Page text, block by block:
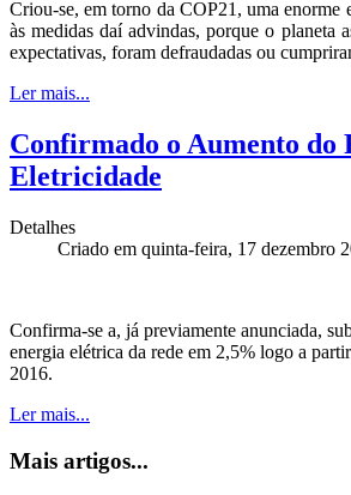
Criou-se, em torno da COP21, uma enorme
às medidas daí advindas, porque o planeta
expectativas, foram defraudadas ou
Ler mais...
Confirmado o Aumento do
Eletricidade
Detalhes
Criado em quinta-feira, 17 dezembro
Confirma-se a, já previamente anunciada,
energia elétrica da rede em 2,5% logo a
2016.
Ler mais...
Mais artigos...